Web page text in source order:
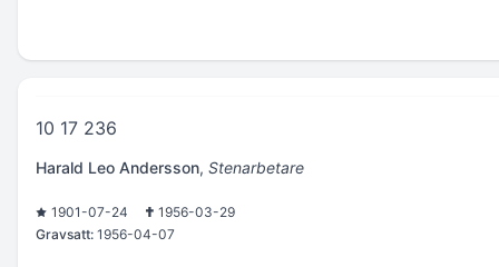
10 17 236
Harald Leo Andersson, Stenarbetare
1901-07-24
1956-03-29
Gravsatt: 1956-04-07